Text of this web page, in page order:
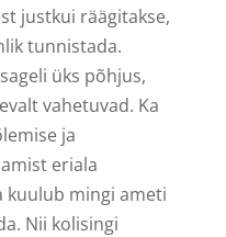
justkui räägitakse,
tunnistada.
üks põhjus,
vahetuvad. Ka
ja
eriala
kuulub mingi ameti
Nii kolisingi